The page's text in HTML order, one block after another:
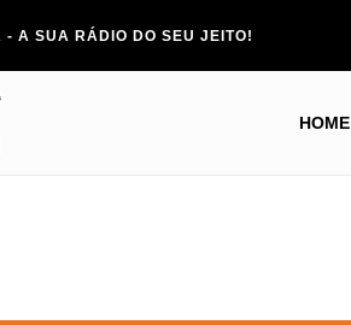
- A SUA RÁDIO DO SEU JEITO!
HOME